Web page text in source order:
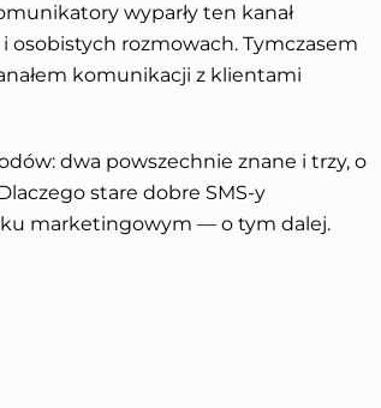
wyparły ten kanał
osobistych rozmowach. Tymczasem
komunikacji z klientami
dwa powszechnie znane i trzy, o
stare dobre SMS-y
marketingowym — o tym dalej.